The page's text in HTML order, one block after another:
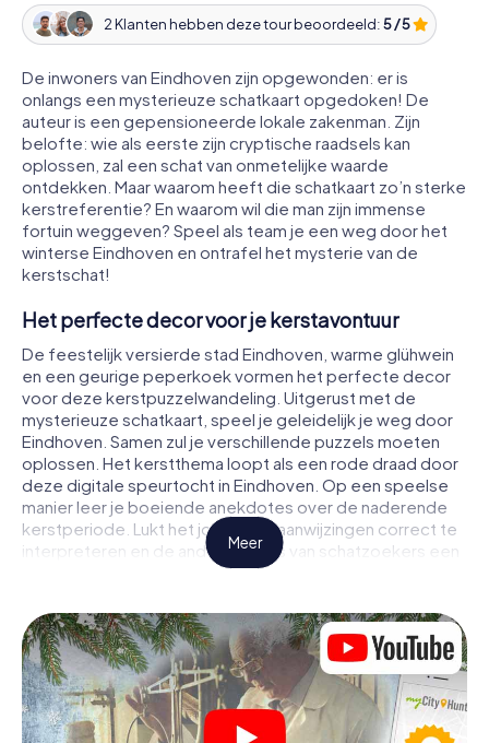
2 Klanten hebben deze tour beoordeeld:5 / 5
De inwoners van Eindhoven zijn opgewonden: er is
onlangs een mysterieuze schatkaart opgedoken! De
auteur is een gepensioneerde lokale zakenman. Zijn
belofte: wie als eerste zijn cryptische raadsels kan
oplossen, zal een schat van onmetelijke waarde
ontdekken. Maar waarom heeft die schatkaart zo’n sterke
kerstreferentie? En waarom wil die man zijn immense
fortuin weggeven? Speel als team je een weg door het
winterse Eindhoven en ontrafel het mysterie van de
kerstschat!
Het perfecte decor voor je kerstavontuur
De feestelijk versierde stad Eindhoven, warme glühwein
en een geurige peperkoek vormen het perfecte decor
voor deze kerstpuzzelwandeling. Uitgerust met de
mysterieuze schatkaart, speel je geleidelijk je weg door
Eindhoven. Samen zul je verschillende puzzels moeten
oplossen. Het kerstthema loopt als een rode draad door
deze digitale speurtocht in Eindhoven. Op een speelse
manier leer je boeiende anekdotes over de naderende
kerstperiode. Lukt het jou om de aanwijzingen correct te
interpreteren en de andere teams van schatzoekers een
De kerstmarkt van Eindhoven als tussenstop
Stel een bekwaam team van vrienden of familieleden
samen en ga samen op kerstspeurtocht door Eindhoven.
Het enige wat je nodig hebt, is een deelnameticket, een
smartphone met toegang tot het internet en de juiste
Meer